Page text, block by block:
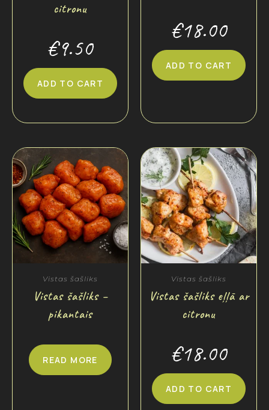
citronu
€9.50
ADD TO CART
€18.00
ADD TO CART
Vistas šašliks
Vistas šašliks –
pikantais
READ MORE
Vistas šašliks
Vistas šašliks eļļā ar
citronu
€18.00
ADD TO CART